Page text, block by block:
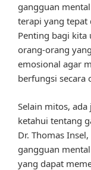
gangguan
terapi yang tepat
Penting bagi
orang-orang
emosional agar
berfungsi secara
Selain mitos,
ketahui tentang
Dr. Thomas
gangguan
yang dapat